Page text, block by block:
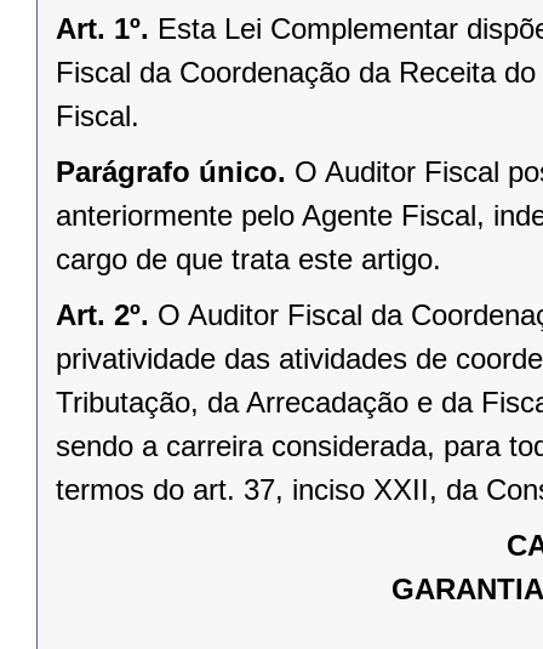
Art. 1º. Esta Lei Complementar
Fiscal da Coordenação da Receita
Fiscal.
Parágrafo único. O Auditor Fiscal
anteriormente pelo Agente Fiscal,
cargo de que trata este artigo.
Art. 2º. O Auditor Fiscal da
privatividade das atividades de
Tributação, da Arrecadação e da
sendo a carreira considerada, para
termos do art. 37, inciso XXII, da